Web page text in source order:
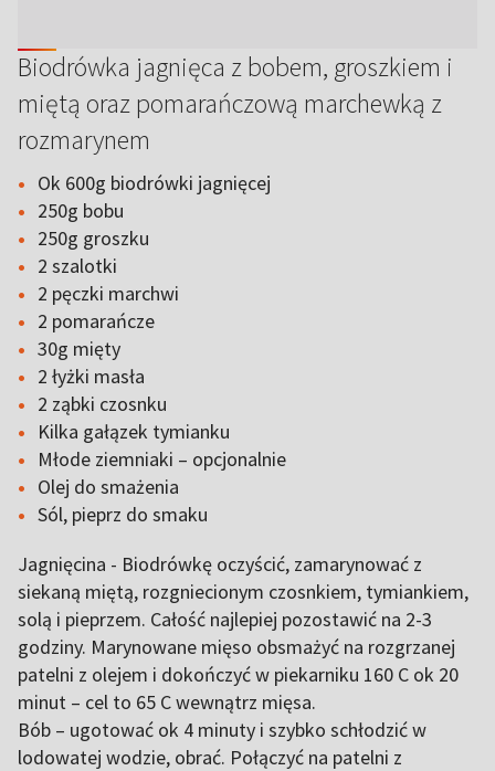
Biodrówka jagnięca z bobem, groszkiem i
miętą oraz pomarańczową marchewką z
rozmarynem
Ok 600g biodrówki jagnięcej
250g bobu
250g groszku
2 szalotki
2 pęczki marchwi
2 pomarańcze
30g mięty
2 łyżki masła
2 ząbki czosnku
Kilka gałązek tymianku
Młode ziemniaki – opcjonalnie
Olej do smażenia
Sól, pieprz do smaku
Jagnięcina - Biodrówkę oczyścić, zamarynować z
siekaną miętą, rozgniecionym czosnkiem, tymiankiem,
solą i pieprzem. Całość najlepiej pozostawić na 2-3
godziny. Marynowane mięso obsmażyć na rozgrzanej
patelni z olejem i dokończyć w piekarniku 160 C ok 20
minut – cel to 65 C wewnątrz mięsa.
Bób – ugotować ok 4 minuty i szybko schłodzić w
lodowatej wodzie, obrać. Połączyć na patelni z